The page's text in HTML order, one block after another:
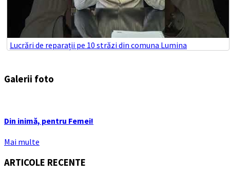
Lucrări de reparații pe 10 străzi din comuna Lumina
Galerii foto
Din inimă, pentru Femei!
Mai multe
ARTICOLE RECENTE